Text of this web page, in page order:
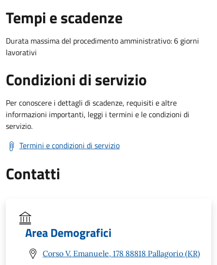
Tempi e scadenze
Durata massima del procedimento amministrativo: 6 giorni
lavorativi
Condizioni di servizio
Per conoscere i dettagli di scadenze, requisiti e altre
informazioni importanti, leggi i termini e le condizioni di
servizio.
Termini e condizioni di servizio
Contatti
Area Demografici
Corso V. Emanuele, 178 88818 Pallagorio (KR)